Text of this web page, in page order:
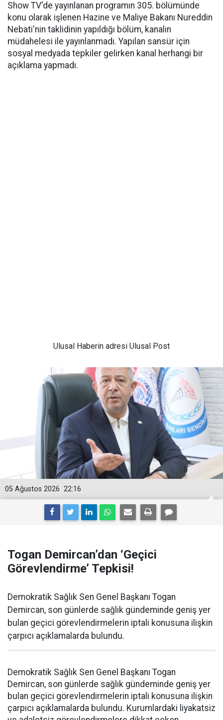
Show TV'de yayınlanan programın 305. bölümünde
konu olarak işlenen Hazine ve Maliye Bakanı Nureddin
Nebati'nin taklidinin yapıldığı bölüm, kanalın
müdahelesi ile yayınlanmadı. Yapılan sansür için
sosyal medyada tepkiler gelirken kanal herhangi bir
açıklama yapmadı.
Ulusal Haberin adresi Ulusal Post
22:16
05 Ağustos 2026
Togan Demircan’dan ‘Geçici
Görevlendirme’ Tepkisi!
Demokratik Sağlık Sen Genel Başkanı Togan
Demircan, son günlerde sağlık gündeminde geniş yer
bulan geçici görevlendirmelerin iptali konusuna ilişkin
çarpıcı açıklamalarda bulundu.
Demokratik Sağlık Sen Genel Başkanı Togan
Demircan, son günlerde sağlık gündeminde geniş yer
bulan geçici görevlendirmelerin iptali konusuna ilişkin
çarpıcı açıklamalarda bulundu. Kurumlardaki liyakatsiz